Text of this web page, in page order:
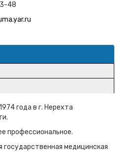
48
года в г. Нерехта
профессиональное.
государственная медицинская